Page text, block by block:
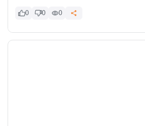
0 0 0